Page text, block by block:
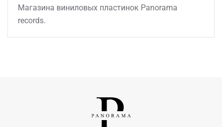
Магазина виниловых пластинок Panorama
records.